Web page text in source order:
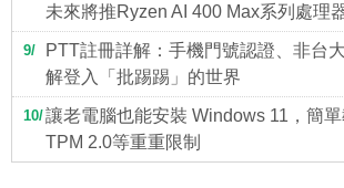
未來將推Ryzen AI 400 Max系列處理
9
PTT註冊詳解：手機門號認證、非台
解登入「批踢踢」的世界
10 讓老電腦也能安裝 Windows 11，簡
TPM 2.0等重重限制